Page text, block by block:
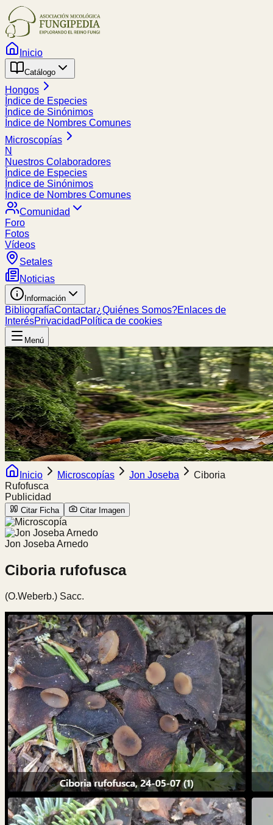
Inicio
Catálogo
Hongos
Índice de Especies
Índice de Sinónimos
Índice de Nombres Comunes
Microscopías
N
Nuestros Colaboradores
Índice de Especies
Índice de Sinónimos
Índice de Nombres Comunes
Comunidad
Foro
Fotos
Vídeos
Setales
Noticias
Información
BibliografíaContactar¿Quiénes Somos?Enlaces de
InterésPrivacidad Política de cookies
Menú
Inicio Microscopías Jon Joseba
Ciboria
Rufofusca
Publicidad
Citar Ficha Citar Imagen
Jon Joseba Arnedo
Ciboria rufofusca
(O.Weberb.) Sacc.